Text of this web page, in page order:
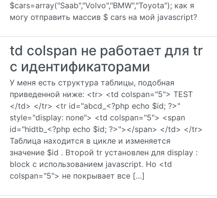
$cars=array("Saab","Volvo","BMW","Toyota"); как я
могу отправить массив $ cars на мой javascript?
td colspan не работает для tr
с идентификаторами
У меня есть структура таблицы, подобная
приведенной ниже: <tr> <td colspan="5"> TEST
</td> </tr> <tr id="abcd_<?php echo $id; ?>"
style="display: none"> <td colspan="5"> <span
id="hidtb_<?php echo $id; ?>"></span> </td> </tr>
Таблица находится в цикле и изменяется
значение $id . Второй tr установлен для display :
block с использованием javascript. Но <td
colspan="5"> не покрывает все […]